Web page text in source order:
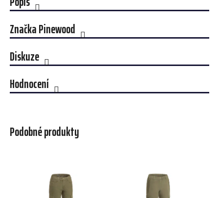
ZnačkaPinewood
Diskuze
Hodnocení
Podobné produkty